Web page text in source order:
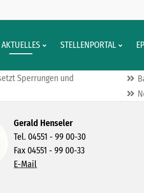
AKTUELLES STELLENPORTAL
Sperrungen und
Gerald Henseler
Tel. 04551 - 99 00-30
Fax 04551 - 99 00-33
E-Mail